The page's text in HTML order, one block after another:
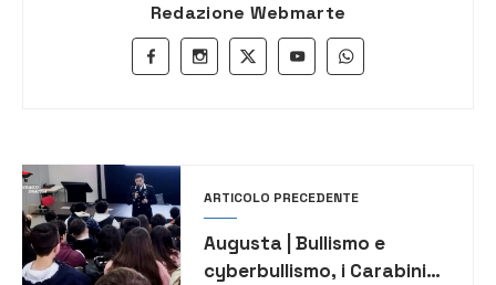
Redazione Webmarte
ARTICOLO PRECEDENTE
Augusta | Bullismo e
cyberbullismo, i Carabinieri